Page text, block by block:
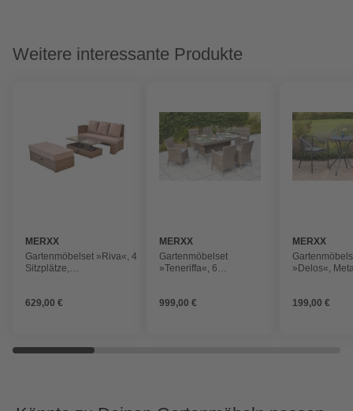
Weitere interessante Produkte
MERXX
Gartenmöbelset »Riva«, 4
Sitzplätze,
629,00 €
MERXX
Gartenmöbelset
»Teneriffa«, 6
Auflagen
999,00 €
MERXX
»Delos«,
199,00 €